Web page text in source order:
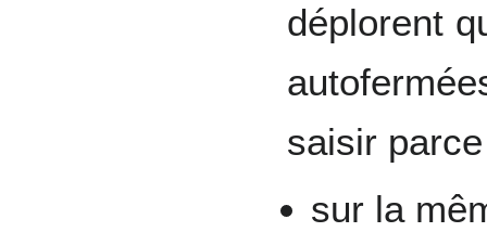
déplorent
saisir
sur la